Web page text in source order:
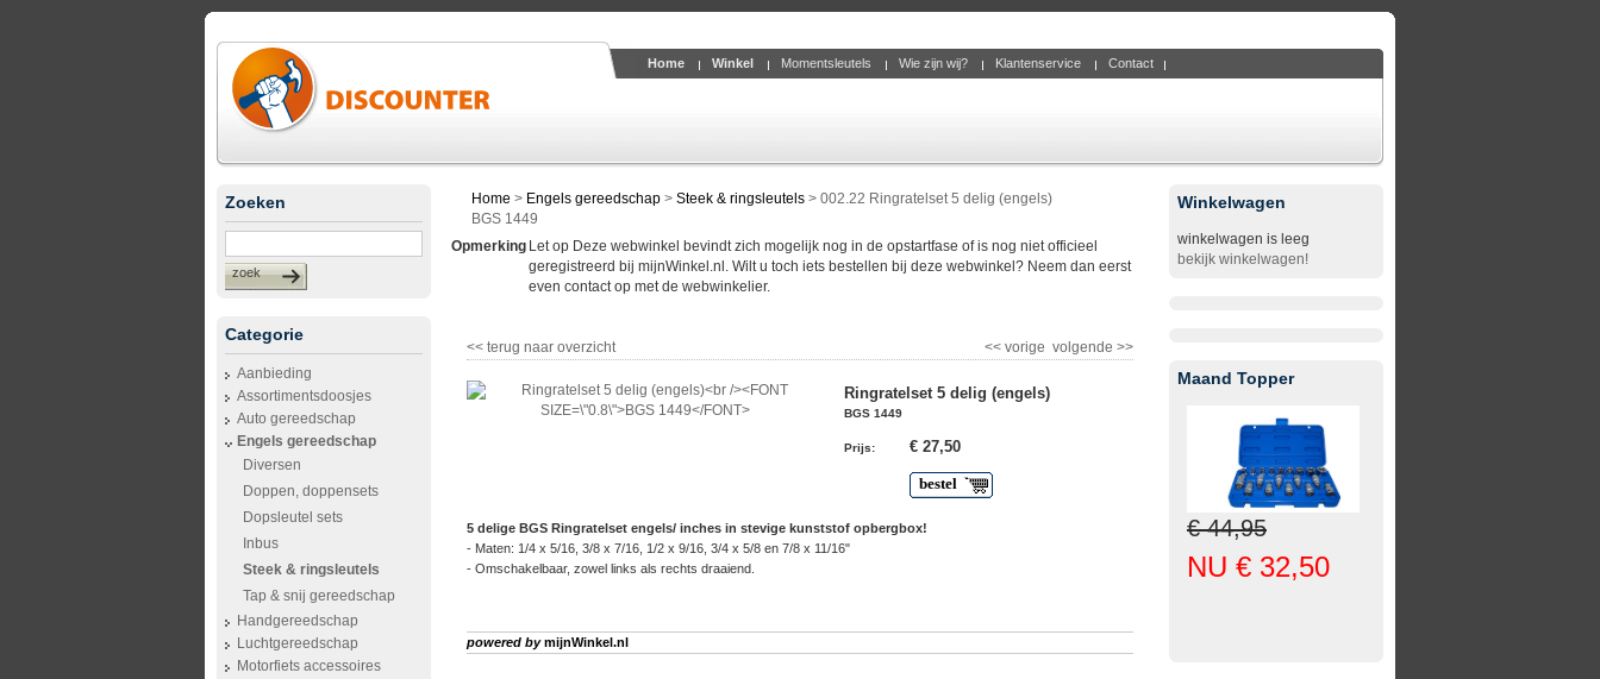
Home Winkel Momentsleutels Wie zijn wij? Klantenservice Contact
Zoeken
zoek
Categorie
Aanbieding
Assortimentsdoosjes
Auto gereedschap
Engels gereedschap
Diversen
Doppen, doppensets
Dopsleutel sets
Inbus
Steek & ringsleutels
Tap & snij gereedschap
Handgereedschap
Luchtgereedschap
Motorfiets accessoires
Home > Engels gereedschap > Steek & ringsleutels > 002.22 Ringratelset 5 delig (engels)
BGS 1449
Opmerking Let op Deze webwinkel bevindt zich mogelijk nog in de opstartfase of is nog niet officieel
geregistreerd bij mijnWinkel.nl. Wilt u toch iets bestellen bij deze webwinkel? Neem dan eerst
even contact op met de webwinkelier.
<< terug naar overzicht volgende >>
<< vorige
Ringratelset 5 delig (engels)
BGS 1449
Prijs: € 27,50
bestel
5 delige BGS Ringratelset engels/ inches in stevige kunststof opbergbox!
- Maten: 1/4 x 5/16, 3/8 x 7/16, 1/2 x 9/16, 3/4 x 5/8 en 7/8 x 11/16"
- Omschakelbaar, zowel links als rechts draaiend.
powered bymijnWinkel.nl
Winkelwagen
winkelwagen is leeg
bekijk winkelwagen!
Maand Topper
€ 44,95
NU € 32,50